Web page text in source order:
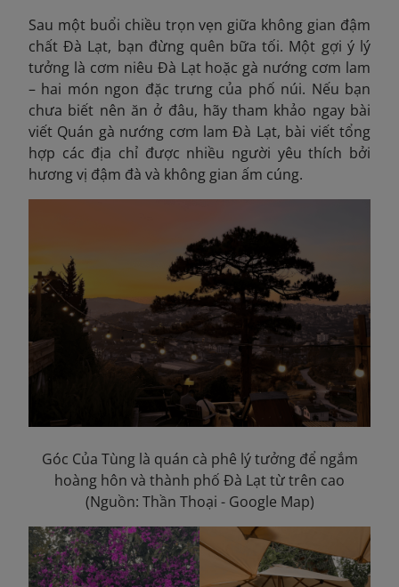
Sau một buổi chiều trọn vẹn giữa không gian đậm
chất Đà Lạt, bạn đừng quên bữa tối. Một gợi ý lý
tưởng là cơm niêu Đà Lạt hoặc gà nướng cơm lam
– hai món ngon đặc trưng của phố núi. Nếu bạn
chưa biết nên ăn ở đâu, hãy tham khảo ngay bài
viết Quán gà nướng cơm lam Đà Lạt, bài viết tổng
hợp các địa chỉ được nhiều người yêu thích bởi
hương vị đậm đà và không gian ấm cúng.
Góc Của Tùng là quán cà phê lý tưởng để ngắm
hoàng hôn và thành phố Đà Lạt từ trên cao
(Nguồn: Thần Thoại - Google Map)